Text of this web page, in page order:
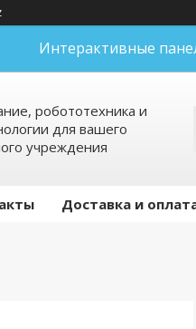
Интерактивные
робототехника и
для вашего
учреждения
Доставка и